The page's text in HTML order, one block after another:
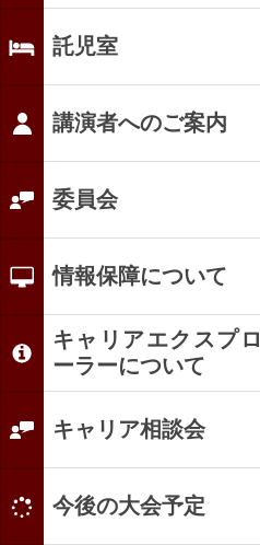
託児室
講演者へのご案内
委員会
情報保障について
キャリアエクスプロ
ーラーについて
キャリア相談会
今後の大会予定